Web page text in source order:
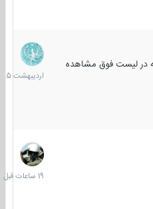
لیست فوق مشاهده
27
1405
19
ساعات
قبل